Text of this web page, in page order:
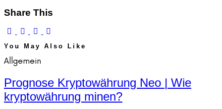
Share This
You May Also Like
Allgemein
Prognose Kryptowährung Neo | Wie
kryptowährung minen?